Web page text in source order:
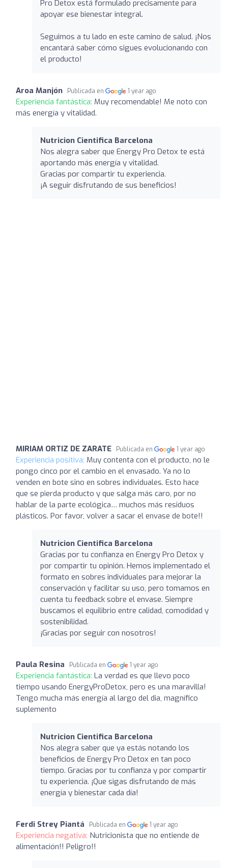
Pro Detox está formulado precisamente para
apoyar ese bienestar integral.
Seguimos a tu lado en este camino de salud. ¡Nos
encantará saber cómo sigues evolucionando con
el producto!
Aroa Manjón Publicada en 1 year ago
Experiencia fantástica: Muy recomendable! Me noto con
más energía y vitalidad.
Nutricion Cientifica Barcelona
Nos alegra saber que Energy Pro Detox te está
aportando más energía y vitalidad.
Gracias por compartir tu experiencia.
¡A seguir disfrutando de sus beneficios!
MIRIAM ORTIZ DE ZARATE Publicada en 1 year ago
Experiencia positiva: Muy contenta con el producto, no le
pongo cinco por el cambio en el envasado. Ya no lo
venden en bote sino en sobres individuales. Esto hace
que se pierda producto y que salga más caro, por no
hablar de la parte ecológica… muchos más residuos
plásticos. Por favor, volver a sacar el envase de bote!!
Nutricion Cientifica Barcelona
Gracias por tu confianza en Energy Pro Detox y
por compartir tu opinión. Hemos implementado el
formato en sobres individuales para mejorar la
conservación y facilitar su uso, pero tomamos en
cuenta tu feedback sobre el envase. Siempre
buscamos el equilibrio entre calidad, comodidad y
sostenibilidad.
¡Gracias por seguir con nosotros!
Paula Resina Publicada en 1 year ago
Experiencia fantástica: La verdad es que llevo poco
tiempo usando EnergyProDetox, pero es una maravilla!
Tengo mucha más energía al largo del dia, magnífico
suplemento
Nutricion Cientifica Barcelona
Nos alegra saber que ya estás notando los
beneficios de Energy Pro Detox en tan poco
tiempo. Gracias por tu confianza y por compartir
tu experiencia. ¡Que sigas disfrutando de más
energía y bienestar cada día!
Ferdi Strey Piantá Publicada en 1 year ago
Experiencia negativa: Nutricionista que no entiende de
alimentación!! Peligro!!